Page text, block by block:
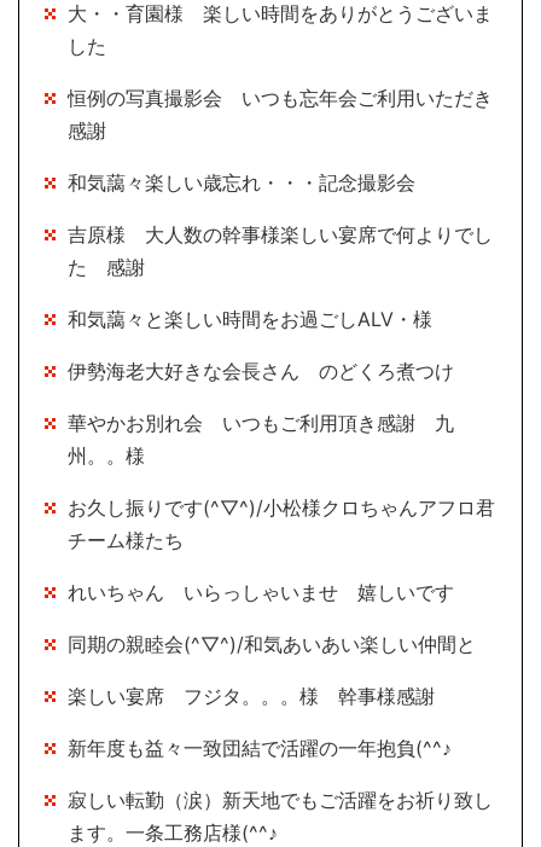
大・・育園様 楽しい時間をありがとうございま
した
恒例の写真撮影会 いつも忘年会ご利用いただき
感謝
和気藹々楽しい歳忘れ・・・記念撮影会
吉原様 大人数の幹事様楽しい宴席で何よりでし
た 感謝
和気藹々と楽しい時間をお過ごしALV・様
伊勢海老大好きな会長さん のどくろ煮つけ
華やかお別れ会 いつもご利用頂き感謝 九
州。。様
お久し振りです(^▽^)/小松様クロちゃんアフロ君
チーム様たち
れいちゃん いらっしゃいませ 嬉しいです
同期の親睦会(^▽^)/和気あいあい楽しい仲間と
楽しい宴席 フジタ。。。様 幹事様感謝
新年度も益々一致団結で活躍の一年抱負(^^♪
寂しい転勤（涙）新天地でもご活躍をお祈り致し
ます。一条工務店様(^^♪